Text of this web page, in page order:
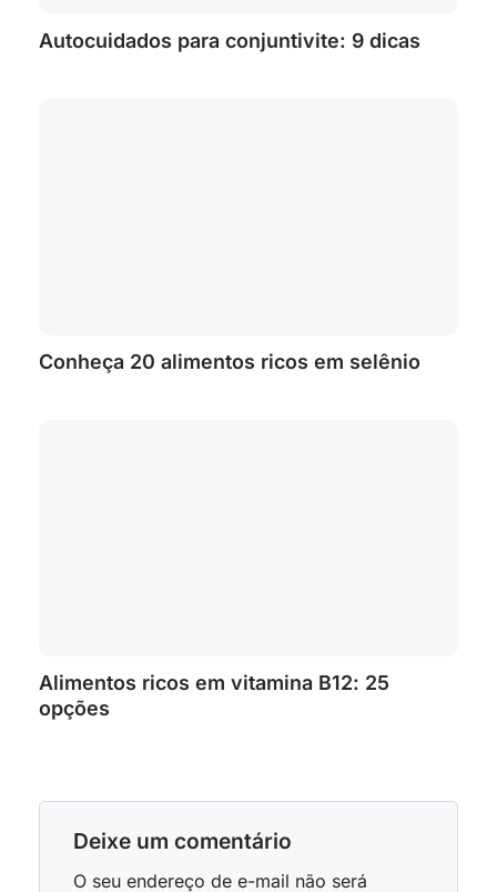
Autocuidados para conjuntivite: 9 dicas
Conheça 20 alimentos ricos em selênio
Alimentos ricos em vitamina B12: 25
opções
Deixe um comentário
O seu endereço de e-mail não será